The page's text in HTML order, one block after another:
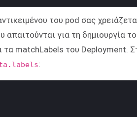
του pod σας
για τη δημιουργία
τα matchLabels του Deployment.
: